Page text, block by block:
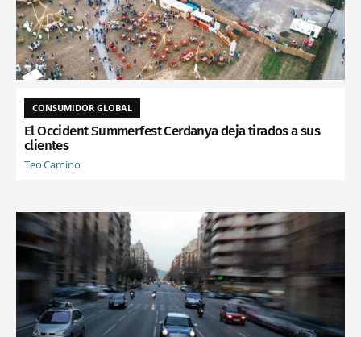
CONSUMIDOR GLOBAL
El Occident Summerfest Cerdanya deja tirados a sus
clientes
Teo Camino